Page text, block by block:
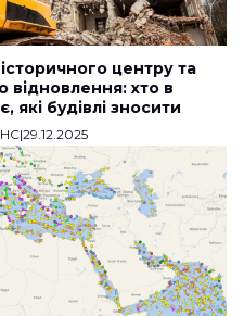
центру та
хто в
які будівлі зносити
|29.12.2025